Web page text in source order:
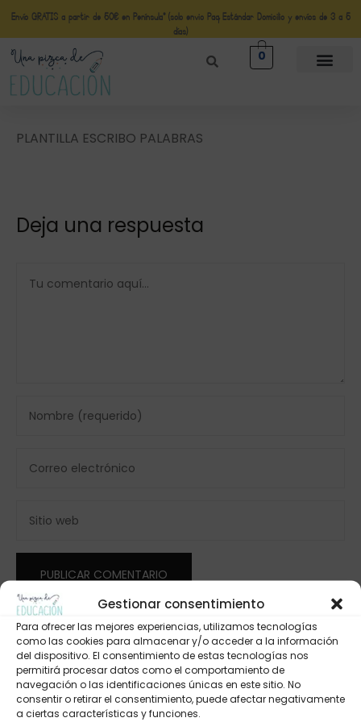
Gestionar consentimiento
Para ofrecer las mejores experiencias, utilizamos tecnologías
como las cookies para almacenar y/o acceder a la información
del dispositivo. El consentimiento de estas tecnologías nos
permitirá procesar datos como el comportamiento de
navegación o las identificaciones únicas en este sitio. No
consentir o retirar el consentimiento, puede afectar negativamente
a ciertas características y funciones.
Envío GRATIS a partir de 50€ en Península* (solo envio Paq Estándar Domicilio y envíos de 3 a 5
días)
0
PLANTILLA ESCRIBO PALABRAS
Deja una respuesta